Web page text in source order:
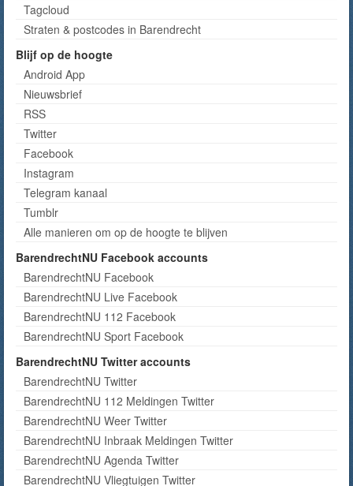
Tagcloud
Straten & postcodes in Barendrecht
Blijf op de hoogte
Android App
Nieuwsbrief
RSS
Twitter
Facebook
Instagram
Telegram kanaal
Tumblr
Alle manieren om op de hoogte te blijven
BarendrechtNU Facebook accounts
BarendrechtNU Facebook
BarendrechtNU Live Facebook
BarendrechtNU 112 Facebook
BarendrechtNU Sport Facebook
BarendrechtNU Twitter accounts
BarendrechtNU Twitter
BarendrechtNU 112 Meldingen Twitter
BarendrechtNU Weer Twitter
BarendrechtNU Inbraak Meldingen Twitter
BarendrechtNU Agenda Twitter
BarendrechtNU Vliegtuigen Twitter